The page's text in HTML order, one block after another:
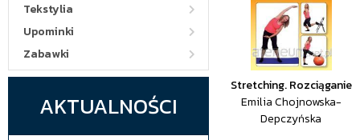
Tekstylia
Upominki
Zabawki
AKTUALNOŚCI
Stretching. Rozciąganie
Emilia Chojnowska-
Depczyńska